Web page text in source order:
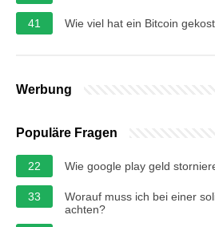
41 Wie viel hat ein Bitcoin
Werbung
Populäre Fragen
22 Wie google play geld
33
Worauf muss ich bei einer
achten?